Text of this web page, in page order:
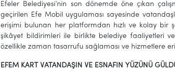
Efeler Belediyesi’nin son dönemde öne çıkan
geçirilen Efe Mobil uygulaması sayesinde
erişimi bulunan her platformdan hızlı ve kolay bir
şikâyet bildirimleri ile birlikte belediye faaliyetleri
özellikle zaman tasarrufu sağlaması ve hizmetlere
EFEM KART VATANDAŞIN VE ESNAFIN YÜZÜNÜ